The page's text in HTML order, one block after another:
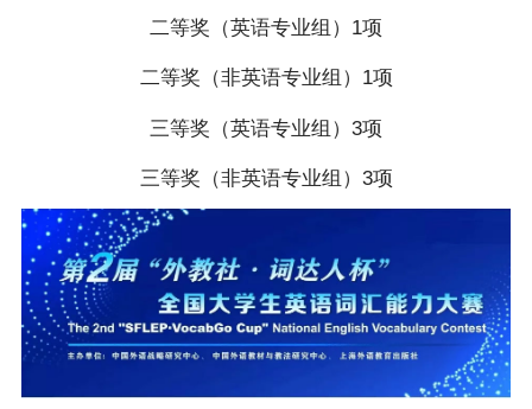
二等奖（英语专业组）1项
二等奖（非英语专业组）1项
三等奖（英语专业组）3项
三等奖（非英语专业组）3项